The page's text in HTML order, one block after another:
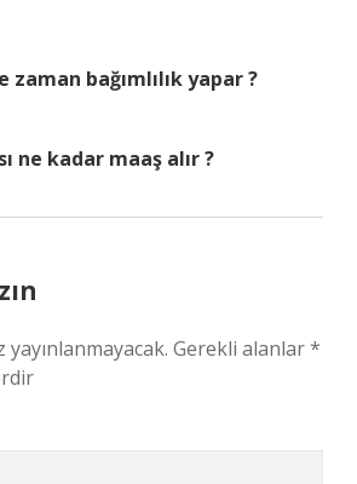
bağımlılık yapar ?
ne kadar maaş alır ?
Gerekli alanlar*